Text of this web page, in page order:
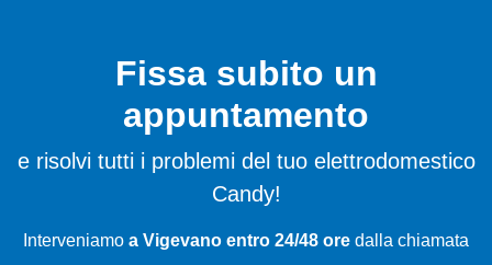
Fissa subito un
appuntamento
e risolvi tutti i problemi del tuo elettrodomestico
Candy!
Interveniamo a Vigevano entro 24/48 ore dalla chiamata